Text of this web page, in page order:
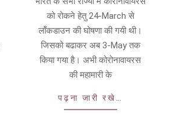
को रोकने हेतु 24-March से
लाँकडाउन की घोषणा की गयी थी।
जिसको बढाकर अब 3-May तक
किया गया है। अभी कोरोनावायरस
की महामारी के
पढ़ना जारी रखे…